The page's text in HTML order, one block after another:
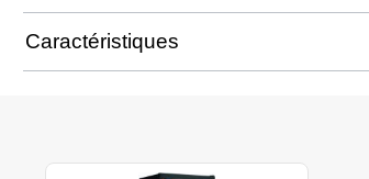
Caractéristiques